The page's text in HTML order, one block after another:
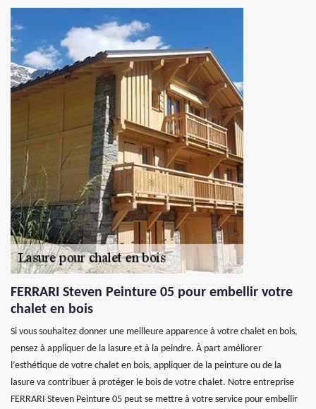
FERRARI Steven Peinture 05 pour embellir votre
chalet en bois
Si vous souhaitez donner une meilleure apparence à votre chalet en bois,
pensez à appliquer de la lasure et à la peindre. À part améliorer
l’esthétique de votre chalet en bois, appliquer de la peinture ou de la
lasure va contribuer à protéger le bois de votre chalet. Notre entreprise
FERRARI Steven Peinture 05 peut se mettre à votre service pour embellir